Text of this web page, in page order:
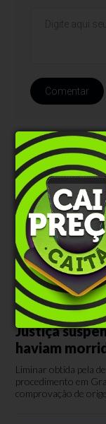
Comentar
Polêmica Há 3 dias
Justiça
haviam
Liminar obtida pela
procedimento em
comprovação de